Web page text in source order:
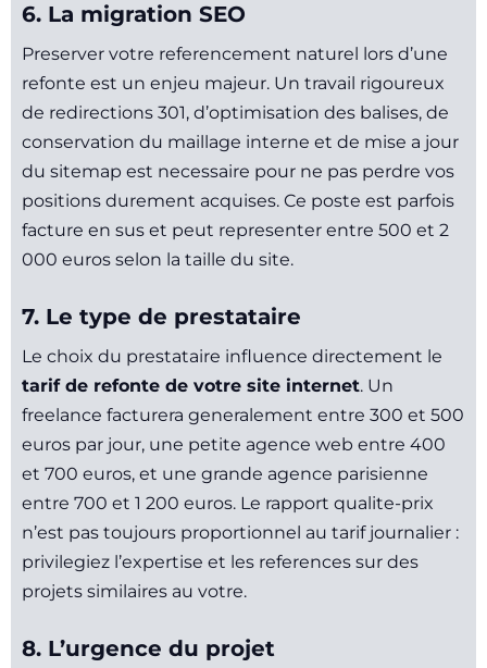
6. La migration SEO
Preserver votre referencement naturel lors d’une
refonte est un enjeu majeur. Un travail rigoureux
de redirections 301, d’optimisation des balises, de
conservation du maillage interne et de mise a jour
du sitemap est necessaire pour ne pas perdre vos
positions durement acquises. Ce poste est parfois
facture en sus et peut representer entre 500 et 2
000 euros selon la taille du site.
7. Le type de prestataire
Le choix du prestataire influence directement le
tarif de refonte de votre site internet. Un
freelance facturera generalement entre 300 et 500
euros par jour, une petite agence web entre 400
et 700 euros, et une grande agence parisienne
entre 700 et 1 200 euros. Le rapport qualite-prix
n’est pas toujours proportionnel au tarif journalier :
privilegiez l’expertise et les references sur des
projets similaires au votre.
8. L’urgence du projet